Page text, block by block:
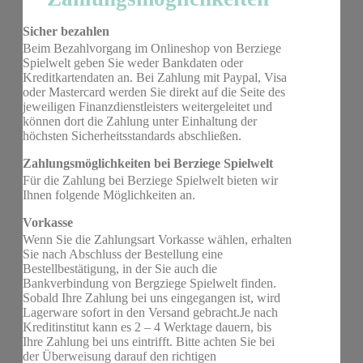
Sicher bezahlen
Beim Bezahlvorgang im Onlineshop von Berziege
Spielwelt geben Sie weder Bankdaten oder
Kreditkartendaten an. Bei Zahlung mit Paypal, Visa
oder Mastercard werden Sie direkt auf die Seite des
jeweiligen Finanzdienstleisters weitergeleitet und
können dort die Zahlung unter Einhaltung der
höchsten Sicherheitsstandards abschließen.
Zahlungsmöglichkeiten bei Berziege Spielwelt
Für die Zahlung bei Berziege Spielwelt bieten wir
Ihnen folgende Möglichkeiten an.
Vorkasse
Wenn Sie die Zahlungsart Vorkasse wählen, erhalten
Sie nach Abschluss der Bestellung eine
Bestellbestätigung, in der Sie auch die
Bankverbindung von Bergziege Spielwelt finden.
Sobald Ihre Zahlung bei uns eingegangen ist, wird
Lagerware sofort in den Versand gebracht.Je nach
Kreditinstitut kann es 2 – 4 Werktage dauern, bis
Ihre Zahlung bei uns eintrifft. Bitte achten Sie bei
der Überweisung darauf den richtigen